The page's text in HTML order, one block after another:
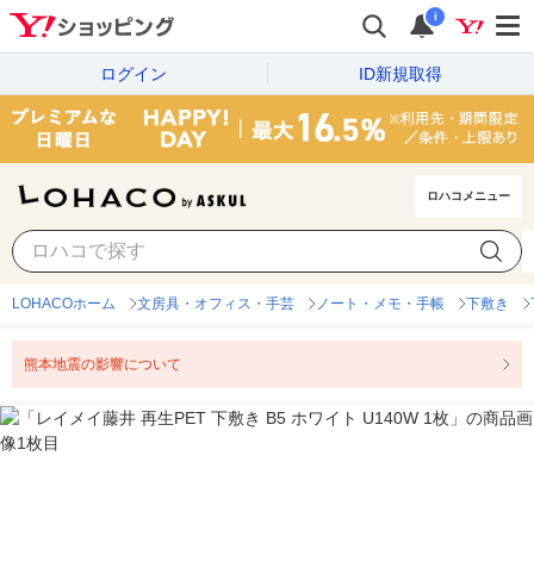
i
ログイン ID新規取得
ロハコメニュー
LOHACOホーム 文房具・オフィス・手芸 ノート・メモ・手帳 下敷き
熊本地震の影響について